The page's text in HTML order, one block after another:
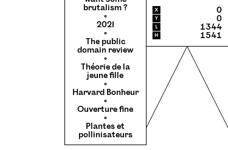
brutalism ?
◦
2021
◦
The public
domain review
◦
Théorie de la
jeune fille
◦
Harvard Bonheur
◦
Ouverture fine
◦
Plantes et
pollinisateurs
X
0
Y 0
L 1344
H 1541